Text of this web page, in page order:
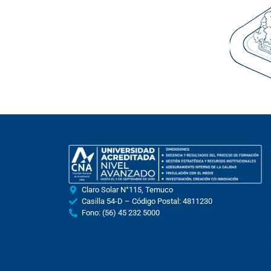
Claro Solar N°115, Temuco
Casilla 54-D – Código Postal: 4811230
Fono: (56) 45 232 5000